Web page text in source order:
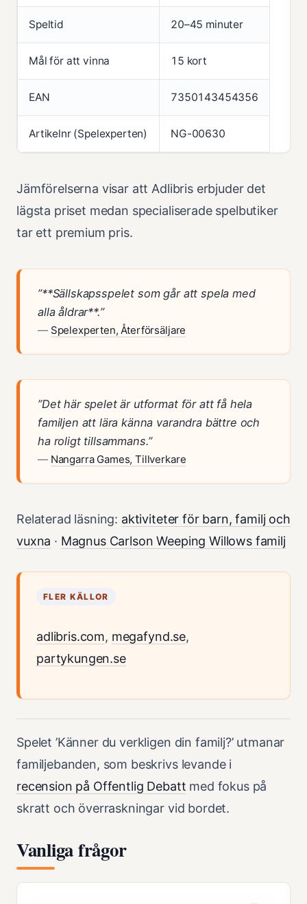
Speltid 20–45 minuter
Mål för att vinna 15 kort
EAN 7350143454356
Artikelnr (Spelexperten) NG-00630
Jämförelserna visar att Adlibris erbjuder det
lägsta priset medan specialiserade spelbutiker
tar ett premium pris.
”**Sällskapsspelet som går att spela med
alla åldrar**.”
— Spelexperten, Återförsäljare
”Det här spelet är utformat för att få hela
familjen att lära känna varandra bättre och
ha roligt tillsammans.”
— Nangarra Games, Tillverkare
Relaterad läsning: aktiviteter för barn, familj och
vuxna · Magnus Carlson Weeping Willows familj
FLER KÄLLOR
adlibris.com, megafynd.se,
partykungen.se
Spelet ’Känner du verkligen din familj?’ utmanar
familjebanden, som beskrivs levande i
recension på Offentlig Debatt med fokus på
skratt och överraskningar vid bordet.
Vanliga frågor